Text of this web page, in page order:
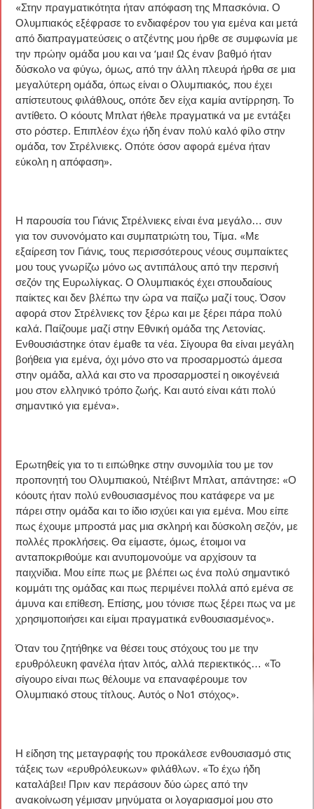
«Στην πραγματικότητα ήταν απόφαση της Μπασκόνια. Ο
Ολυμπιακός εξέφρασε το ενδιαφέρον του για εμένα και μετά
από διαπραγματεύσεις ο ατζέντης μου ήρθε σε συμφωνία με
την πρώην ομάδα μου και να ‘μαι! Ως έναν βαθμό ήταν
δύσκολο να φύγω, όμως, από την άλλη πλευρά ήρθα σε μια
μεγαλύτερη ομάδα, όπως είναι ο Ολυμπιακός, που έχει
απίστευτους φιλάθλους, οπότε δεν είχα καμία αντίρρηση. Το
αντίθετο. Ο κόουτς Μπλατ ήθελε πραγματικά να με εντάξει
στο ρόστερ. Επιπλέον έχω ήδη έναν πολύ καλό φίλο στην
ομάδα, τον Στρέλνιεκς. Οπότε όσον αφορά εμένα ήταν
εύκολη η απόφαση».
Η παρουσία του Γιάνις Στρέλνιεκς είναι ένα μεγάλο… συν
για τον συνονόματο και συμπατριώτη του, Τίμα. «Με
εξαίρεση τον Γιάνις, τους περισσότερους νέους συμπαίκτες
μου τους γνωρίζω μόνο ως αντιπάλους από την περσινή
σεζόν της Ευρωλίγκας. Ο Ολυμπιακός έχει σπουδαίους
παίκτες και δεν βλέπω την ώρα να παίζω μαζί τους. Όσον
αφορά στον Στρέλνιεκς τον ξέρω και με ξέρει πάρα πολύ
καλά. Παίζουμε μαζί στην Εθνική ομάδα της Λετονίας.
Ενθουσιάστηκε όταν έμαθε τα νέα. Σίγουρα θα είναι μεγάλη
βοήθεια για εμένα, όχι μόνο στο να προσαρμοστώ άμεσα
στην ομάδα, αλλά και στο να προσαρμοστεί η οικογένειά
μου στον ελληνικό τρόπο ζωής. Και αυτό είναι κάτι πολύ
σημαντικό για εμένα».
Ερωτηθείς για το τι ειπώθηκε στην συνομιλία του με τον
προπονητή του Ολυμπιακού, Ντέιβιντ Μπλατ, απάντησε: «Ο
κόουτς ήταν πολύ ενθουσιασμένος που κατάφερε να με
πάρει στην ομάδα και το ίδιο ισχύει και για εμένα. Μου είπε
πως έχουμε μπροστά μας μια σκληρή και δύσκολη σεζόν, με
πολλές προκλήσεις. Θα είμαστε, όμως, έτοιμοι να
ανταποκριθούμε και ανυπομονούμε να αρχίσουν τα
παιχνίδια. Μου είπε πως με βλέπει ως ένα πολύ σημαντικό
κομμάτι της ομάδας και πως περιμένει πολλά από εμένα σε
άμυνα και επίθεση. Επίσης, μου τόνισε πως ξέρει πως να με
χρησιμοποιήσει και είμαι πραγματικά ενθουσιασμένος».
Όταν του ζητήθηκε να θέσει τους στόχους του με την
ερυθρόλευκη φανέλα ήταν λιτός, αλλά περιεκτικός… «Το
σίγουρο είναι πως θέλουμε να επαναφέρουμε τον
Ολυμπιακό στους τίτλους. Αυτός ο Νο1 στόχος».
Η είδηση της μεταγραφής του προκάλεσε ενθουσιασμό στις
τάξεις των «ερυθρόλευκων» φιλάθλων. «Το έχω ήδη
καταλάβει! Πριν καν περάσουν δύο ώρες από την
ανακοίνωση γέμισαν μηνύματα οι λογαριασμοί μου στο